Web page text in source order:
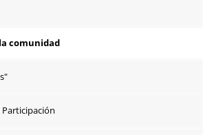
comunidad